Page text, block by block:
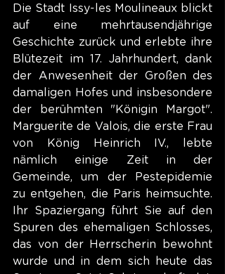
Die Stadt Issy-les Moulineaux blickt
auf eine mehrtausendjährige
Geschichte zurück und erlebte ihre
Blütezeit im 17. Jahrhundert, dank
der Anwesenheit der Großen des
damaligen Hofes und insbesondere
der berühmten "Königin Margot".
Marguerite de Valois, die erste Frau
von König Heinrich IV., lebte
nämlich einige Zeit in der
Gemeinde, um der Pestepidemie
zu entgehen, die Paris heimsuchte.
Ihr Spaziergang führt Sie auf den
Spuren des ehemaligen Schlosses,
das von der Herrscherin bewohnt
wurde und in dem sich heute das